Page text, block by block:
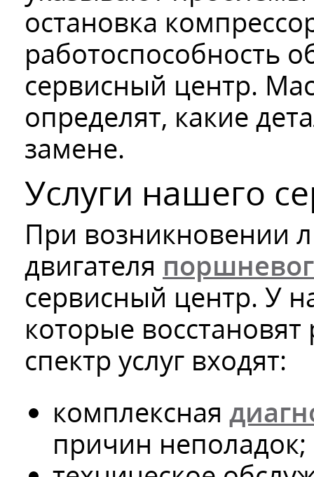
остановка
работоспособность
сервисный центр.
определят, какие
замене.
Услуги нашего
При возникновении
двигателя
сервисный центр. У
которые
спектр услуг входят:
комплексная
причин неполадок;